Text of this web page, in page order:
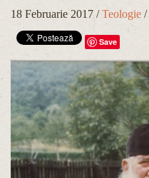
18 Februarie 2017 /Teologie /
Save